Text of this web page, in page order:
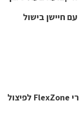
4 אזורי בישול אינדוקציה, כולל 2 אזורי FlexZone לפיצול